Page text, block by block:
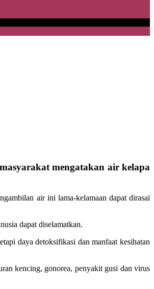
mengatakan air kelapa
air ini lama-kelamaan dapat dirasai
dapat diselamatkan.
daya detoksifikasi dan manfaat kesihatan
kencing, gonorea, penyakit gusi dan virus